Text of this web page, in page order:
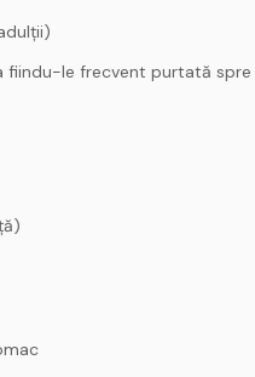
fiindu-le frecvent purtată spre